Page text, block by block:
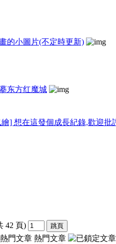
章之獎勵(
：
財富
之收錄
下條件者
威望及100
的小圖片(不定時更新)
东方红魔城
繪] 想在這發個成長紀錄,歡迎批
42 頁)
熱門文章